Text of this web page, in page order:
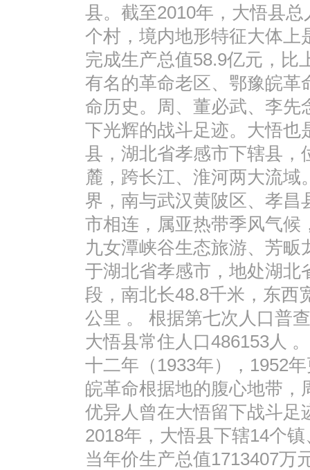
县。截至2010年，大悟县
个村，境内地形特征大体上
完成生产总值58.9亿元，比
有名的革命老区、鄂豫皖革
命历史。周、董必武、李先
下光辉的战斗足迹。大悟也
县，湖北省孝感市下辖县，
麓，跨长江、淮河两大流
界，南与武汉黄陂区、孝昌
市相连，属亚热带季风气候
九女潭峡谷生态旅游、芳
于湖北省孝感市，地处湖北
段，南北长48.8千米，东西
公里 。 根据第七次人口普
大悟县常住人口486153人
十二年（1933年），1952
皖革命根据地的腹心地带，
优异人曾在大悟留下战斗足
2018年，大悟县下辖14个
当年价生产总值1713407万